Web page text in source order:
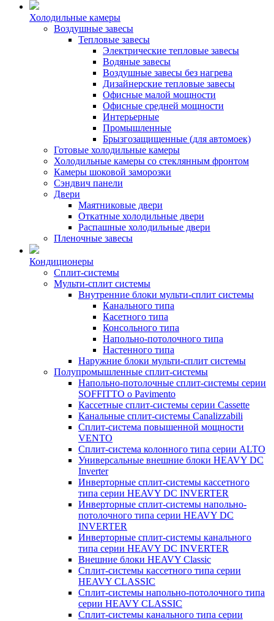
Холодильные камеры
Воздушные завесы
Тепловые завесы
Электрические тепловые завесы
Водяные завесы
Воздушные завесы без нагрева
Дизайнерские тепловые завесы
Офисные малой мощности
Офисные средней мощности
Интерьерные
Промышленные
Брызгозащищенные (для автомоек)
Готовые холодильные камеры
Холодильные камеры со стеклянным фронтом
Камеры шоковой заморозки
Сэндвич панели
Двери
Маятниковые двери
Откатные холодильные двери
Распашные холодильные двери
Пленочные завесы
Кондиционеры
Сплит-системы
Мульти-сплит системы
Внутренние блоки мульти-сплит системы
Канального типа
Касетного типа
Консольного типа
Напольно-потолочного типа
Настенного типа
Наружние блоки мульти-сплит системы
Полупромышленные сплит-системы
Напольно-потолочные сплит-системы серии
SOFFITTO o Pavimento
Кассетные сплит-системы серии Cassette
Канальные сплит-системы Canalizzabili
Сплит-система повышенной мощности
VENTO
Сплит-система колонного типа серии ALTO
Универсальные внешние блоки HEAVY DC
Inverter
Инверторные сплит-системы кассетного
типа серии HEAVY DC INVERTER
Инверторные сплит-системы напольно-
потолочного типа серии HEAVY DC
INVERTER
Инверторные сплит-системы канального
типа серии HEAVY DC INVERTER
Внешние блоки HEAVY Classic
Сплит-системы кассетного типа серии
HEAVY CLASSIC
Сплит-системы напольно-потолочного типа
серии HEAVY CLASSIC
Сплит-системы канального типа серии